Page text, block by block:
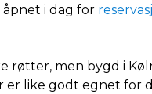
i dag for
røtter, men bygd i
like godt egnet for